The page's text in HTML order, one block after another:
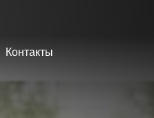
Контакты